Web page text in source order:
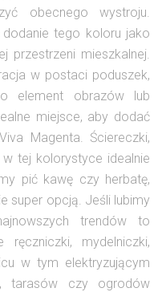
obecnego wystroju.
tego koloru jako
przestrzeni mieszkalnej.
w postaci poduszek,
element obrazów lub
miejsce, aby dodać
Magenta. Ściereczki,
tej kolorystyce idealnie
pić kawę czy herbatę,
super opcją. Jeśli lubimy
trendów to
mydelniczki,
w tym elektryzującym
tarasów czy ogrodów